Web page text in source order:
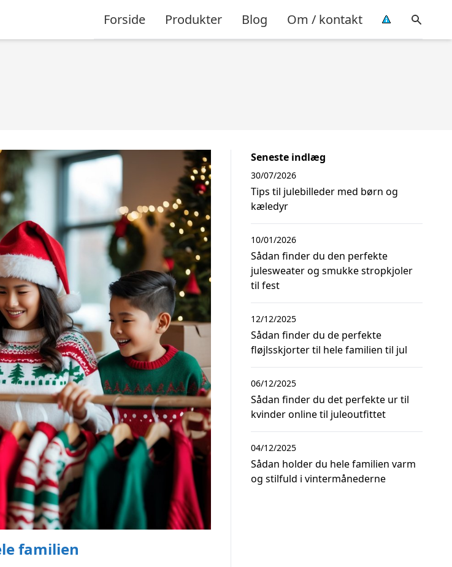
Forside Produkter Blog Om / kontakt
familien
Seneste indlæg
Tips til julebilleder med børn og
kæledyr
30/07/2026
Sådan finder du den perfekte
julesweater og smukke stropkjoler
til fest
10/01/2026
Sådan finder du de perfekte
fløjlsskjorter til hele familien til jul
12/12/2025
Sådan finder du det perfekte ur til
kvinder online til juleoutfittet
06/12/2025
Sådan holder du hele familien varm
og stilfuld i vintermånederne
04/12/2025